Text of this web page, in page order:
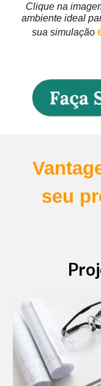
Clique na
ambiente ideal
sua simulação
seu